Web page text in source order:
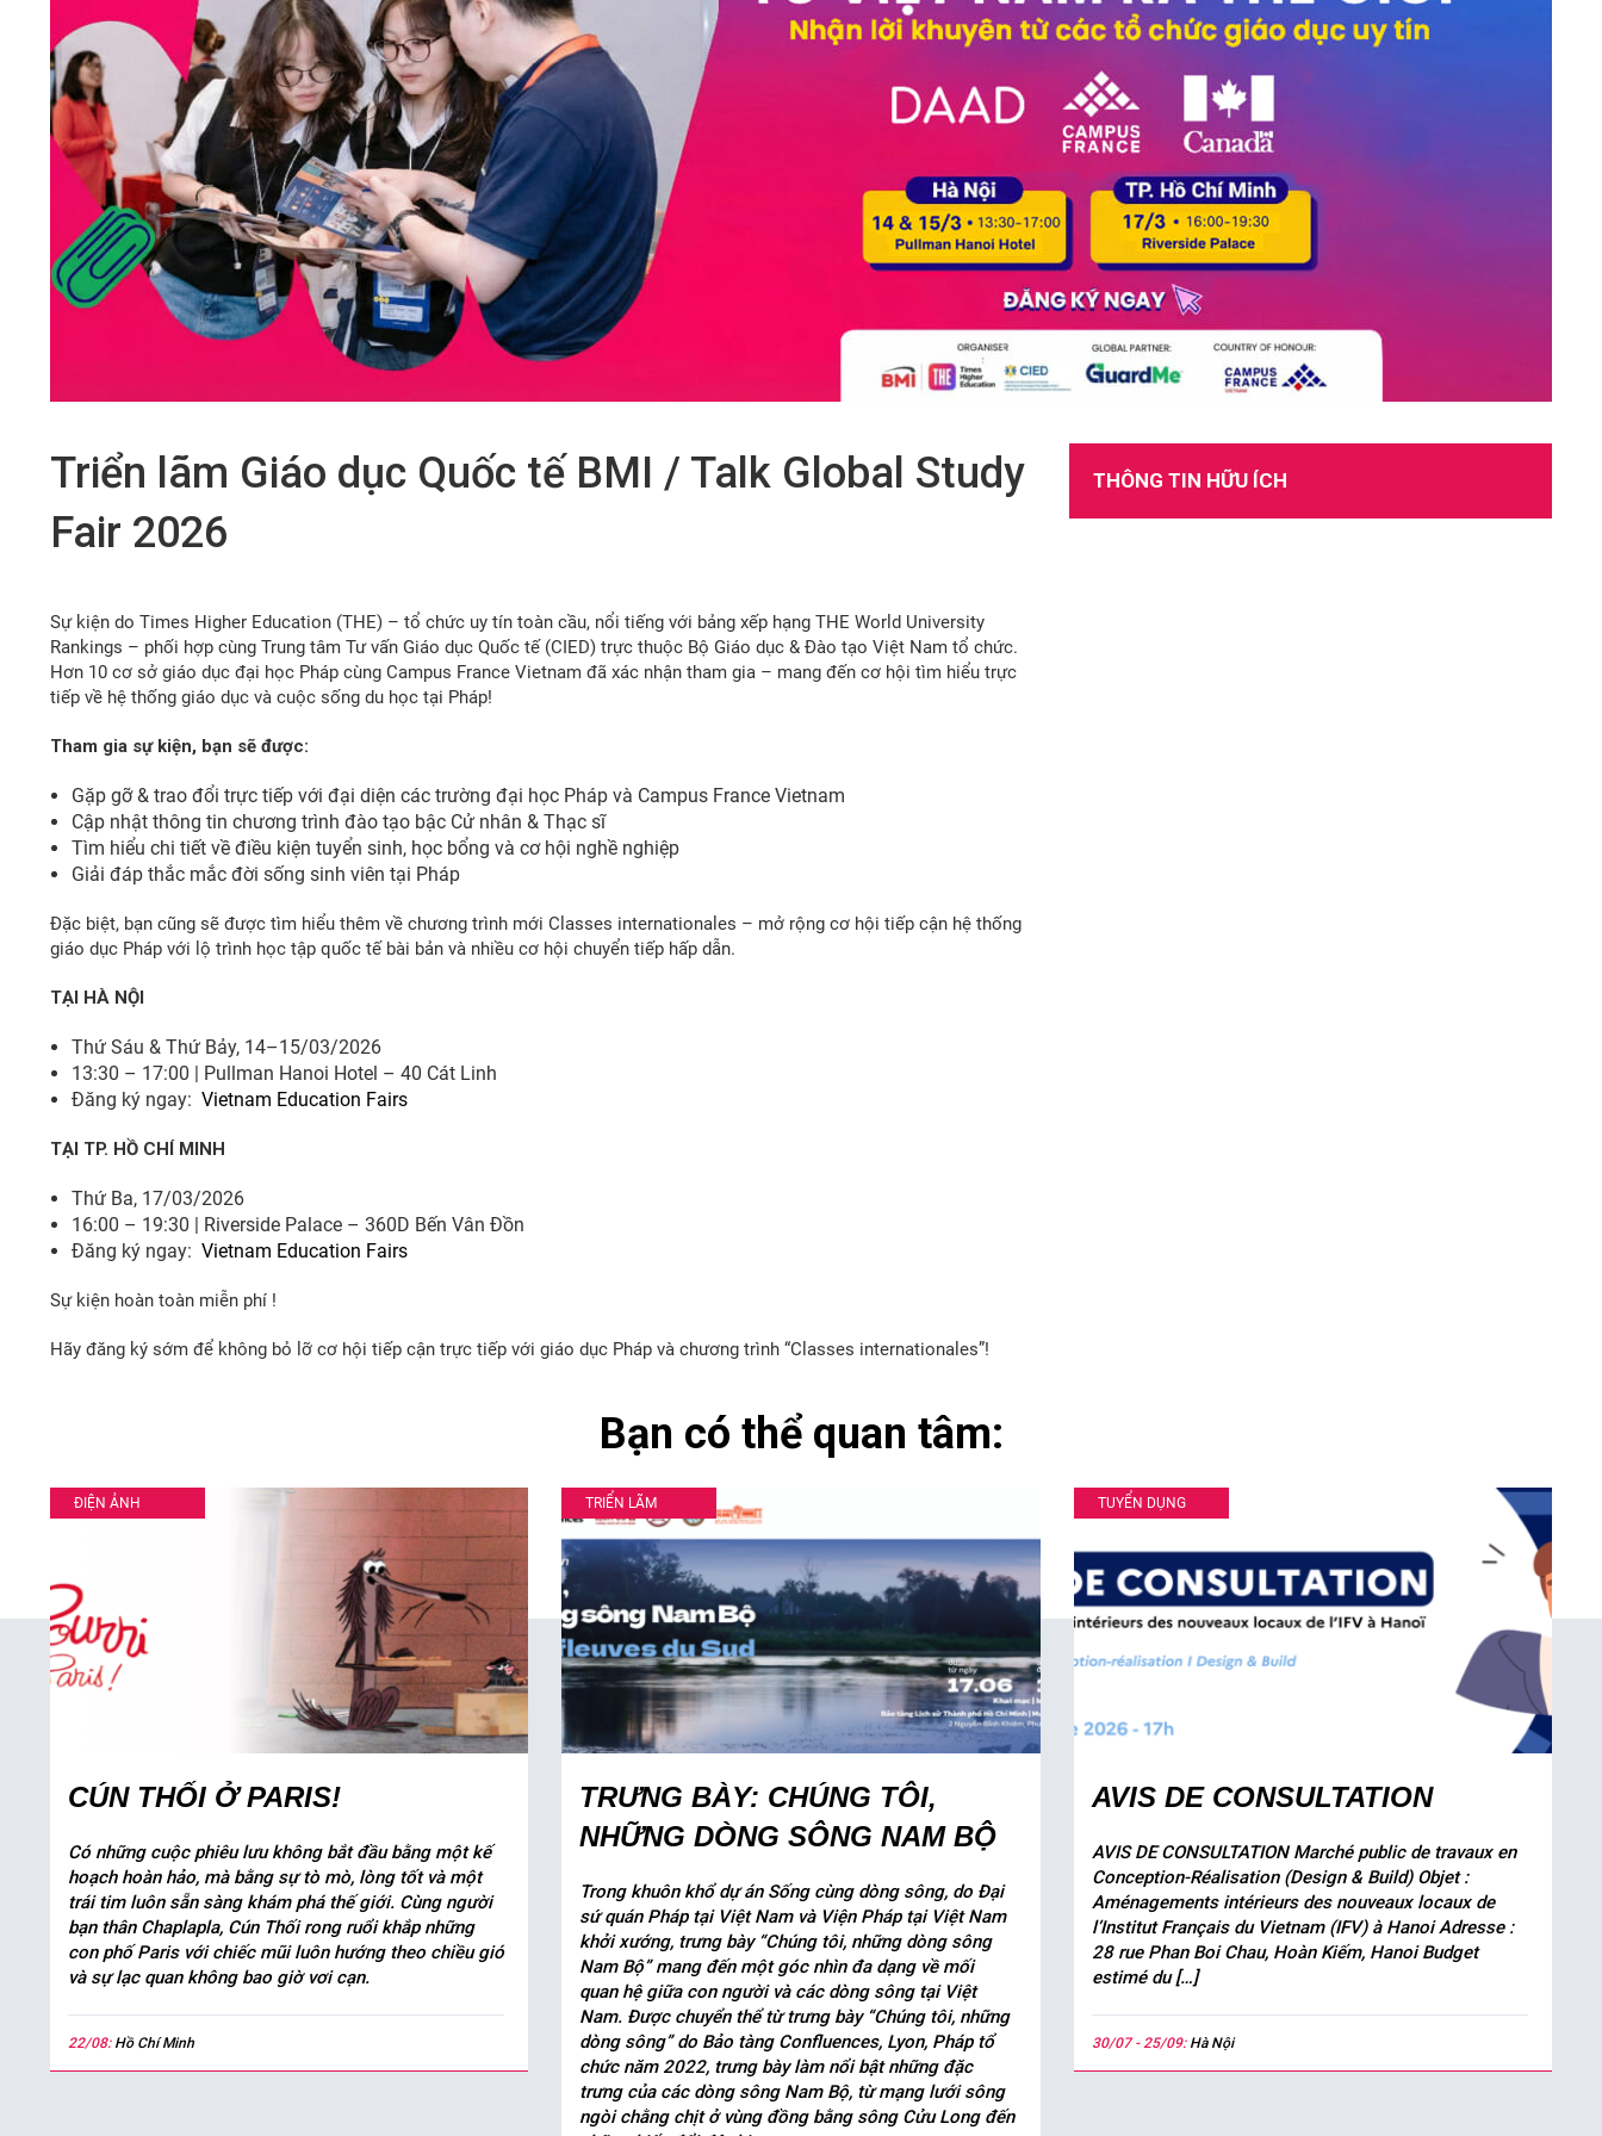
TUYỂN DỤNG
Triển lãm Giáo dục Quốc tế BMI / Talk Global Study
Fair 2026
Sự kiện do Times Higher Education (THE) – tổ chức uy tín toàn cầu, nổi tiếng với bảng xếp hạng THE World University
Rankings – phối hợp cùng Trung tâm Tư vấn Giáo dục Quốc tế (CIED) trực thuộc Bộ Giáo dục & Đào tạo Việt Nam tổ chức.
Hơn 10 cơ sở giáo dục đại học Pháp cùng Campus France Vietnam đã xác nhận tham gia – mang đến cơ hội tìm hiểu trực
tiếp về hệ thống giáo dục và cuộc sống du học tại Pháp!
Tham gia sự kiện, bạn sẽ được:
Gặp gỡ & trao đổi trực tiếp với đại diện các trường đại học Pháp và Campus France Vietnam
Cập nhật thông tin chương trình đào tạo bậc Cử nhân & Thạc sĩ
Tìm hiểu chi tiết về điều kiện tuyển sinh, học bổng và cơ hội nghề nghiệp
Giải đáp thắc mắc đời sống sinh viên tại Pháp
Đặc biệt, bạn cũng sẽ được tìm hiểu thêm về chương trình mới Classes internationales – mở rộng cơ hội tiếp cận hệ thống
giáo dục Pháp với lộ trình học tập quốc tế bài bản và nhiều cơ hội chuyển tiếp hấp dẫn.
TẠI HÀ NỘI
Thứ Sáu & Thứ Bảy, 14–15/03/2026
13:30 – 17:00 | Pullman Hanoi Hotel – 40 Cát Linh
Đăng ký ngay: Vietnam Education Fairs
TẠI TP. HỒ CHÍ MINH
Thứ Ba, 17/03/2026
16:00 – 19:30 | Riverside Palace – 360D Bến Vân Đồn
Đăng ký ngay: Vietnam Education Fairs
Sự kiện hoàn toàn miễn phí !
Hãy đăng ký sớm để không bỏ lỡ cơ hội tiếp cận trực tiếp với giáo dục Pháp và chương trình “Classes internationales”!
THÔNG TIN HỮU ÍCH
Bạn có thể quan tâm:
ĐIỆN ẢNH
CÚN THỐI Ở PARIS!
Có những cuộc phiêu lưu không bắt đầu bằng một kế
hoạch hoàn hảo, mà bằng sự tò mò, lòng tốt và một
trái tim luôn sẵn sàng khám phá thế giới. Cùng người
bạn thân Chaplapla, Cún Thối rong ruổi khắp những
con phố Paris với chiếc mũi luôn hướng theo chiều gió
và sự lạc quan không bao giờ vơi cạn.
22/08: Hồ Chí Minh
TRIỂN LÃM
TRƯNG BÀY: CHÚNG TÔI,
NHỮNG DÒNG SÔNG NAM BỘ
Trong khuôn khổ dự án Sống cùng dòng sông, do Đại
sứ quán Pháp tại Việt Nam và Viện Pháp tại Việt Nam
khởi xướng, trưng bày “Chúng tôi, những dòng sông
Nam Bộ” mang đến một góc nhìn đa dạng về mối
quan hệ giữa con người và các dòng sông tại Việt
Nam. Được chuyển thể từ trưng bày “Chúng tôi, những
dòng sông” do Bảo tàng Confluences, Lyon, Pháp tổ
chức năm 2022, trưng bày làm nổi bật những đặc
trưng của các dòng sông Nam Bộ, từ mạng lưới sông
ngòi chằng chịt ở vùng đồng bằng sông Cửu Long đến
TUYỂN DỤNG
AVIS DE CONSULTATION
AVIS DE CONSULTATION Marché public de travaux en
Conception-Réalisation (Design & Build) Objet :
Aménagements intérieurs des nouveaux locaux de
l’Institut Français du Vietnam (IFV) à Hanoi Adresse :
28 rue Phan Boi Chau, Hoàn Kiếm, Hanoi Budget
estimé du […]
30/07 - 25/09: Hà Nội